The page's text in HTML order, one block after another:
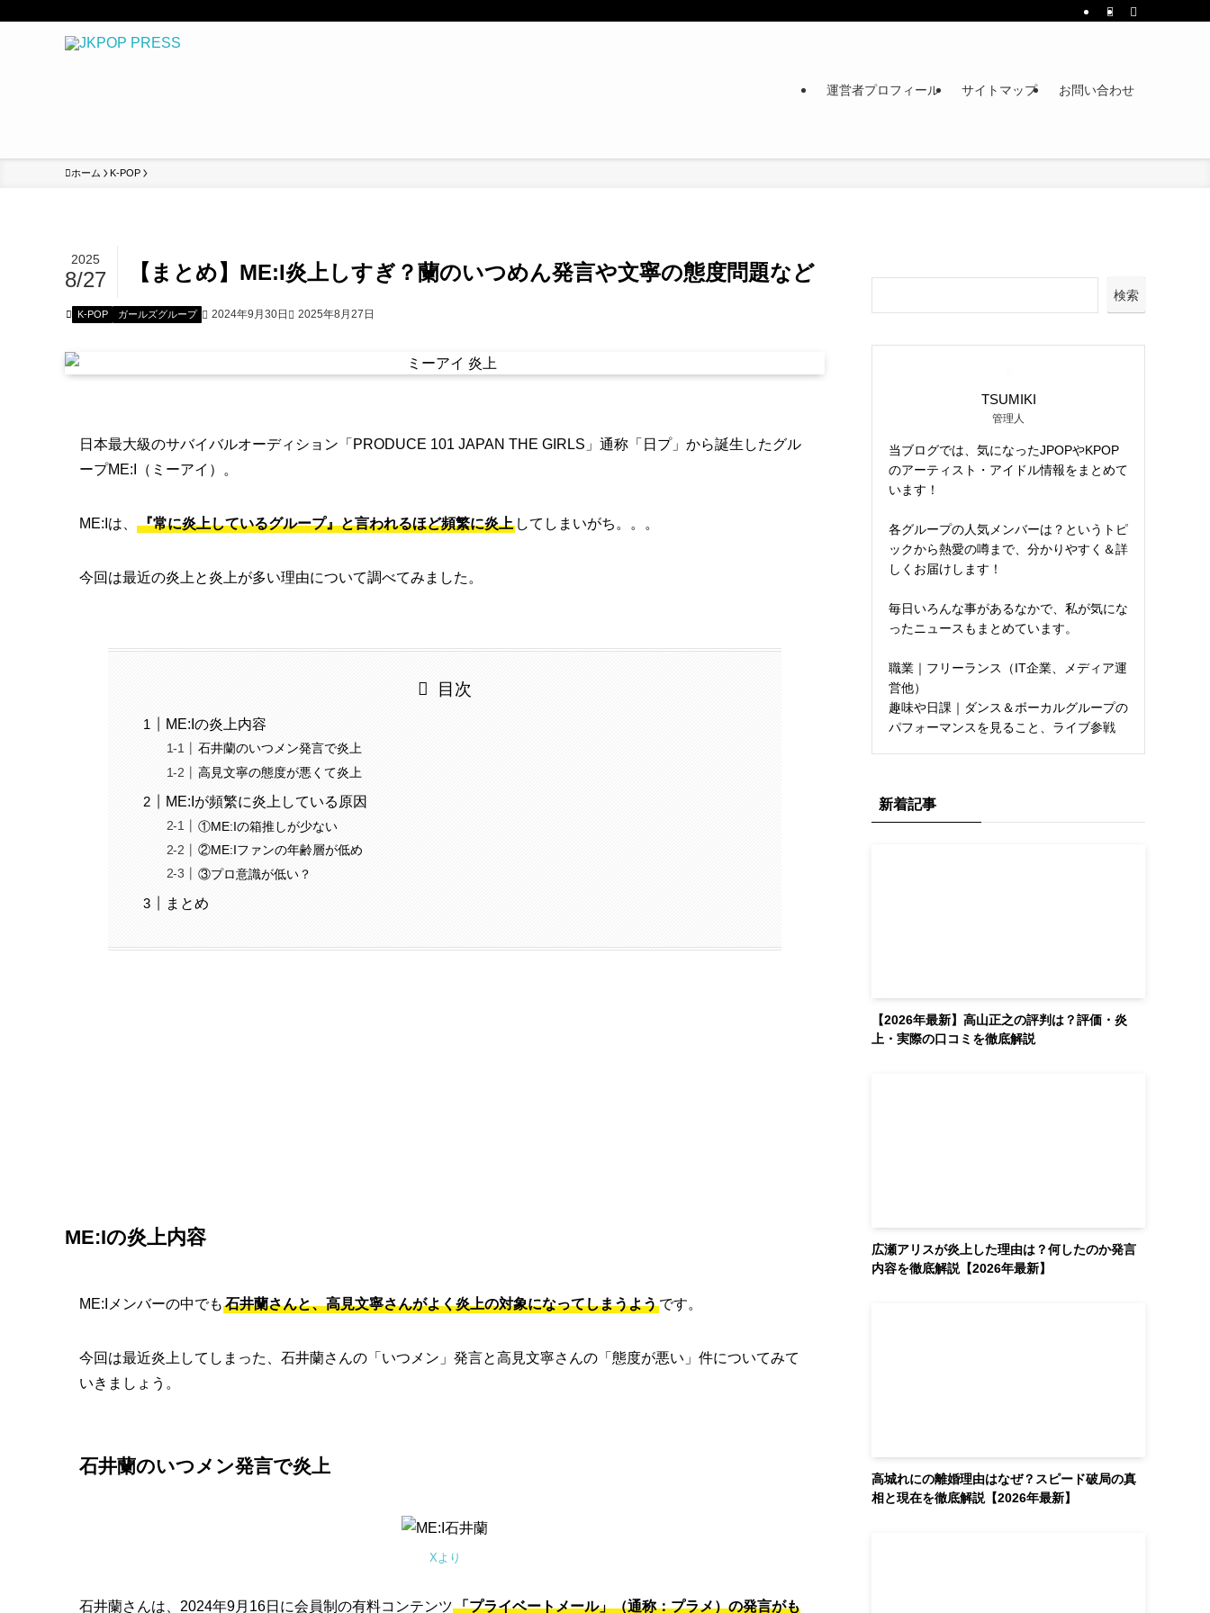
運営者プロフィール サイトマップ お問い合わせ
ホーム K-POP
【まとめ】ME:I炎上しすぎ？蘭のいつめん発言や文寧の態度問題など
2025
8/27
K-POP ガールズグループ 2024年9月30日 2025年8月27日
日本最大級のサバイバルオーディション「PRODUCE 101 JAPAN THE GIRLS」通称「日プ」から誕生したグル
ープME:I（ミーアイ）。
ME:Iは、 『常に炎上しているグループ』と言われるほど頻繁に炎上 してしまいがち。。。
今回は最近の炎上と炎上が多い理由について調べてみました。
目次
ME:Iの炎上内容
石井蘭のいつメン発言で炎上
高見文寧の態度が悪くて炎上
ME:Iが頻繁に炎上している原因
①ME:Iの箱推しが少ない
②ME:Iファンの年齢層が低め
③プロ意識が低い？
まとめ
ME:Iの炎上内容
ME:Iメンバーの中でも 石井蘭さんと、高見文寧さんがよく炎上の対象になってしまうようです。
今回は最近炎上してしまった、石井蘭さんの「いつメン」発言と高見文寧さんの「態度が悪い」件についてみて
いきましょう。
石井蘭のいつメン発言で炎上
Xより
石井蘭さんは、2024年9月16日に会員制の有料コンテンツ「プライベートメール」（通称：プラメ）の発言がも
検索
TSUMIKI
管理人
当ブログでは、気になったJPOPやKPOP
のアーティスト・アイドル情報をまとめて
います！
各グループの人気メンバーは？というトピ
ックから熱愛の噂まで、分かりやすく＆詳
しくお届けします！
毎日いろんな事があるなかで、私が気にな
ったニュースもまとめています。
職業｜フリーランス（IT企業、メディア運
営他）
趣味や日課｜ダンス＆ボーカルグループの
パフォーマンスを見ること、ライブ参戦
新着記事
【2026年最新】高山正之の評判は？評価・炎
上・実際の口コミを徹底解説
広瀬アリスが炎上した理由は？何したのか発言
内容を徹底解説【2026年最新】
高城れにの離婚理由はなぜ？スピード破局の真
相と現在を徹底解説【2026年最新】